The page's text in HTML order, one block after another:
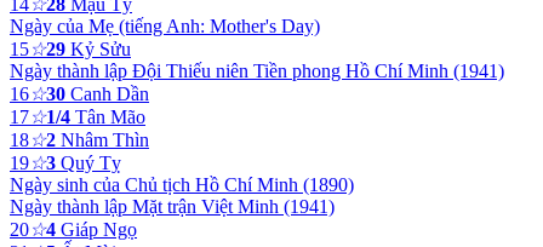
Ngày của Mẹ (tiếng Anh: Mother's Day)
15☆29 Kỷ Sửu
Ngày thành lập Đội Thiếu niên Tiền phong Hồ Chí Minh (1941)
16☆30 Canh Dần
17☆1/4 Tân Mão
18☆2 Nhâm Thìn
19☆3 Quý Tỵ
Ngày sinh của Chủ tịch Hồ Chí Minh (1890)
Ngày thành lập Mặt trận Việt Minh (1941)
20☆4 Giáp Ngọ